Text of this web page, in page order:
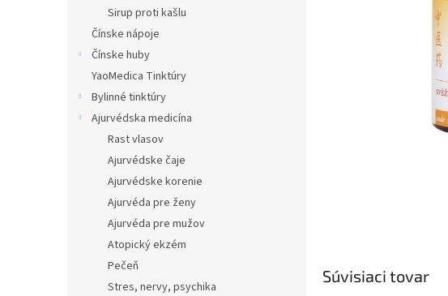
Sirup proti kašlu
Čínske nápoje
Čínske huby
YaoMedica Tinktúry
Bylinné tinktúry
Ajurvédska medicína
Rast vlasov
Ajurvédske čaje
Ajurvédske korenie
Ajurvéda pre ženy
Ajurvéda pre mužov
Atopický ekzém
Pečeň
Stres, nervy, psychika
Súvisiaci tovar